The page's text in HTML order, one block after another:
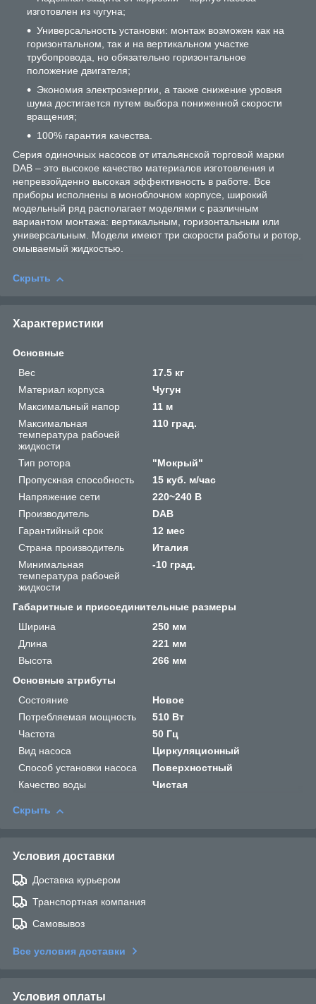
изготовлен из чугуна;
Универсальность установки: монтаж возможен как на
горизонтальном, так и на вертикальном участке
трубопровода, но обязательно горизонтальное
положение двигателя;
Экономия электроэнергии, а также снижение уровня
шума достигается путем выбора пониженной скорости
вращения;
100% гарантия качества.
Серия одиночных насосов от итальянской торговой марки
DAB – это высокое качество материалов изготовления и
непревзойденно высокая эффективность в работе. Все
приборы исполнены в моноблочном корпусе, широкий
модельный ряд располагает моделями с различным
вариантом монтажа: вертикальным, горизонтальным или
универсальным. Модели имеют три скорости работы и ротор,
омываемый жидкостью.
Скрыть
Характеристики
Основные
Вес
17.5 кг
Материал корпуса
Чугун
Максимальный напор
11 м
Максимальная
температура рабочей
жидкости
110 град.
Тип ротора
"Мокрый"
Пропускная способность
15 куб. м/час
Напряжение сети
220~240 В
Производитель
DAB
Гарантийный срок
12 мес
Страна производитель
Италия
Минимальная
температура рабочей
жидкости
-10 град.
Габаритные и присоединительные размеры
Ширина
250 мм
Длина
221 мм
Высота
266 мм
Основные атрибуты
Состояние
Новое
Потребляемая мощность
510 Вт
Частота
50 Гц
Вид насоса
Циркуляционный
Способ установки насоса
Поверхностный
Качество воды
Чистая
Скрыть
Условия доставки
Доставка курьером
Транспортная компания
Самовывоз
Все условия доставки
Условия оплаты